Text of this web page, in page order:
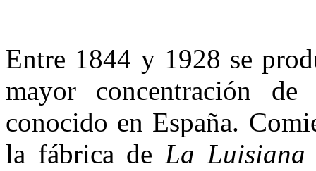
Entre 1844 y 1928 se
mayor concentración
conocido en España.
la fábrica de La Luisiana